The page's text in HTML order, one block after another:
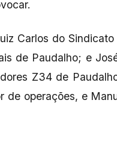
Carlos do
de Paudalho; e
Z34 de
de operações, e